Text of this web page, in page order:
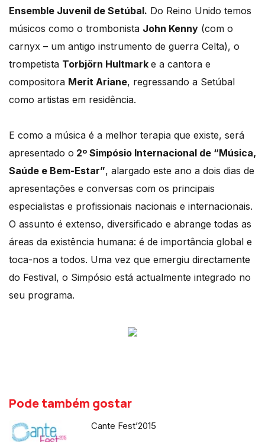
Ensemble Juvenil de Setúbal. Do Reino Unido temos
músicos como o trombonista John Kenny (com o
carnyx – um antigo instrumento de guerra Celta), o
trompetista Torbjörn Hultmark e a cantora e
compositora Merit Ariane, regressando a Setúbal
como artistas em residência.
E como a música é a melhor terapia que existe, será
apresentado o 2º Simpósio Internacional de “Música,
Saúde e Bem-Estar”, alargado este ano a dois dias de
apresentações e conversas com os principais
especialistas e profissionais nacionais e internacionais.
O assunto é extenso, diversificado e abrange todas as
áreas da existência humana: é de importância global e
toca-nos a todos. Uma vez que emergiu directamente
do Festival, o Simpósio está actualmente integrado no
seu programa.
Pode também gostar
Cante Fest’2015